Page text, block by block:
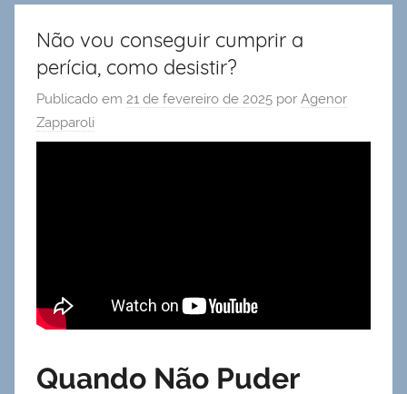
Não vou conseguir cumprir a
perícia, como desistir?
Publicado em 21 de fevereiro de 2025 por Agenor
Zapparoli
Quando Não Puder